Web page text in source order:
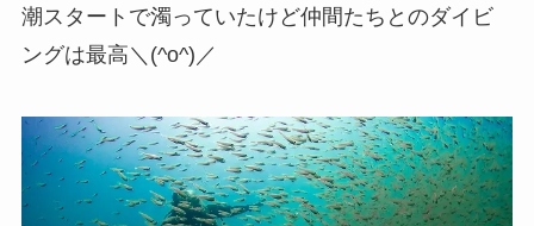
潮スタートで濁っていたけど仲間たちとのダイビ
ングは最高＼(^o^)／